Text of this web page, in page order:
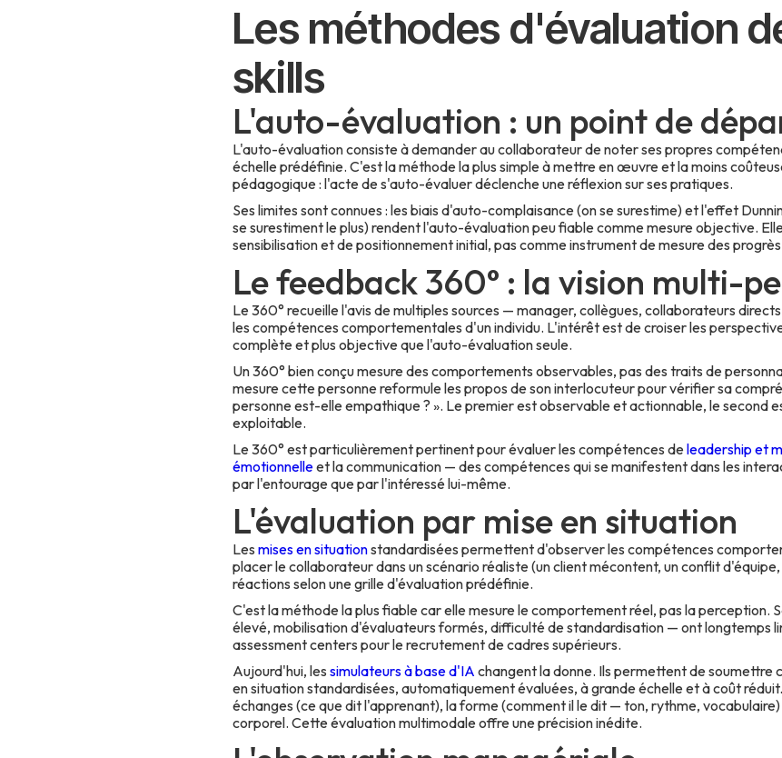
Les méthodes d'évaluation
skills
L'auto-évaluation : un point de
L'auto-évaluation consiste à demander au collaborateur de noter ses propres
échelle prédéfinie. C'est la méthode la plus simple à mettre en œuvre et la moins
pédagogique : l'acte de s'auto-évaluer déclenche une réflexion sur ses pratiques.
Ses limites sont connues : les biais d'auto-complaisance (on se surestime) et l'effet
se surestiment le plus) rendent l'auto-évaluation peu fiable comme mesure objective.
sensibilisation et de positionnement initial, pas comme instrument de mesure des
Le feedback 360° : la vision multi-
Le 360° recueille l'avis de multiples sources — manager, collègues, collaborateurs
les compétences comportementales d'un individu. L'intérêt est de croiser les
complète et plus objective que l'auto-évaluation seule.
Un 360° bien conçu mesure des comportements observables, pas des traits de
mesure cette personne reformule les propos de son interlocuteur pour vérifier sa
personne est-elle empathique ? ». Le premier est observable et actionnable, le second
exploitable.
Le 360° est particulièrement pertinent pour évaluer les compétences deleadership et
émotionnelleet la communication — des compétences qui se manifestent dans les
par l'entourage que par l'intéressé lui-même.
L'évaluation par mise en situation
Les mises en situationstandardisées permettent d'observer les compétences
placer le collaborateur dans un scénario réaliste (un client mécontent, un conflit
réactions selon une grille d'évaluation prédéfinie.
C'est la méthode la plus fiable car elle mesure le comportement réel, pas la perception.
élevé, mobilisation d'évaluateurs formés, difficulté de standardisation — ont longtemps
assessment centers pour le recrutement de cadres supérieurs.
Aujourd'hui, les simulateurs à base d'IA changent la donne. Ils permettent de soumettre
en situation standardisées, automatiquement évaluées, à grande échelle et à coût
échanges (ce que dit l'apprenant), la forme (comment il le dit — ton, rythme,
corporel. Cette évaluation multimodale offre une précision inédite.